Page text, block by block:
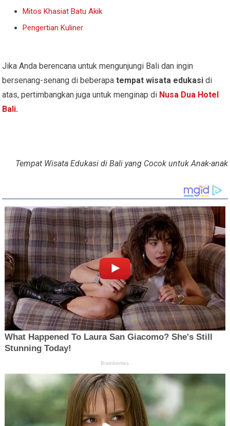
Mitos Khasiat Batu Akik
Pengertian Kuliner
Jika Anda berencana untuk mengunjungi Bali dan ingin
bersenang-senang di beberapatempat wisata edukasidi
atas, pertimbangkan juga untuk menginap di Nusa Dua Hotel
Bali.
Tempat Wisata Edukasi di Bali yang Cocok untuk Anak-anak